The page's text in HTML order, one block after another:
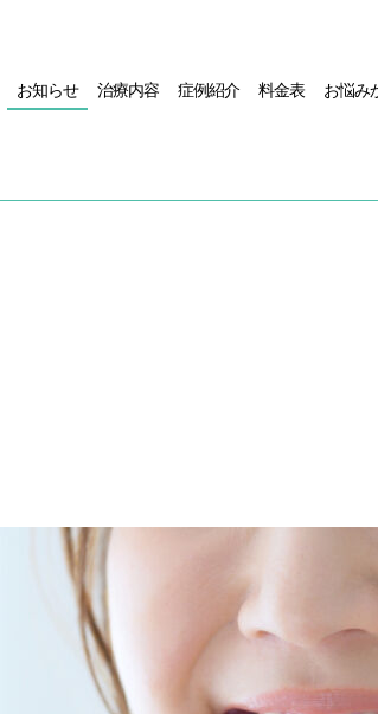
お知らせ 治療内容 症例紹介 料金表 お悩み
よくあるご質問